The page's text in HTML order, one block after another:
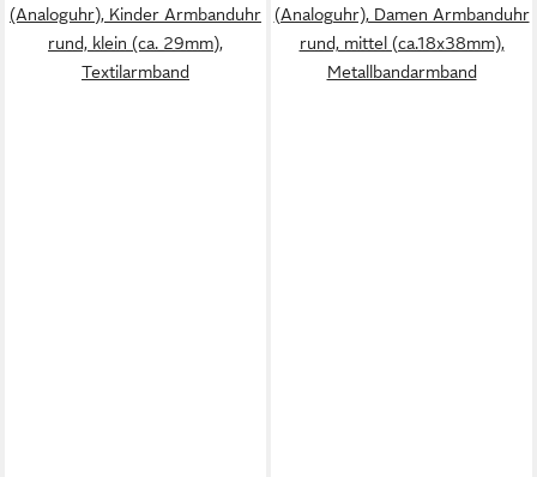
(Analoguhr), Kinder Armbanduhr
rund, klein (ca. 29mm),
Textilarmband
(Analoguhr), Damen Armbanduhr
rund, mittel (ca.18x38mm),
Metallbandarmband